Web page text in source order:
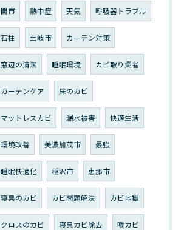
関市 熱中症 天気 呼吸器トラブル
石柱 土岐市 カーテン対策
窓辺の清潔 睡眠環境 カビ取り業者
カーテンケア 床のカビ
マットレスカビ 漏水被害 快適生活
環境改善 美濃加茂市 最強
睡眠快適化 稲沢市 恵那市
寝具のカビ カビ問題解決 カビ地獄
クロスのカビ 寝具カビ除去 喉カビ